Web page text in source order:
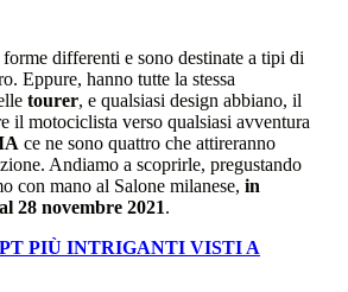
differenti e sono destinate a tipi di
Eppure, hanno tutte la stessa
tourer, e qualsiasi design abbiano, il
il motociclista verso qualsiasi avventura
ce ne sono quattro che attireranno
Andiamo a scoprirle, pregustando
con mano al Salone milanese, in
28 novembre 2021.
PIÙ INTRIGANTI VISTI A